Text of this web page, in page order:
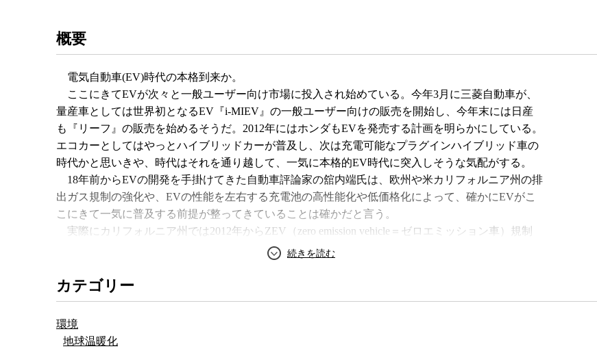
概要
電気自動車(EV)時代の本格到来か。
ここにきてEVが次々と一般ユーザー向け市場に投入され始めている。今年3月に三菱自動車が、
量産車としては世界初となるEV『i-MIEV』の一般ユーザー向けの販売を開始し、今年末には日産
も『リーフ』の販売を始めるそうだ。2012年にはホンダもEVを発売する計画を明らかにしている。
エコカーとしてはやっとハイブリッドカーが普及し、次は充電可能なプラグインハイブリッド車の
時代かと思いきや、時代はそれを通り越して、一気に本格的EV時代に突入しそうな気配がする。
18年前からEVの開発を手掛けてきた自動車評論家の舘内端氏は、欧州や米カリフォルニア州の排
出ガス規制の強化や、EVの性能を左右する充電池の高性能化や低価格化によって、確かにEVがこ
こにきて一気に普及する前提が整ってきていることは確かだと言う。
実際にカリフォルニア州では2012年からZEV（zero emission vehicle＝ゼロエミッション車）規制
によって一定台数の無公害車（EVまたは燃料電池車）を販売する義務が自動車メーカーに対して課
ーに対して罰金が課せられるようになるという。そうした中で、走行段階では全く温室効果ガスを
排出しないEVの存在価値が、これまでになく高まっていることは紛れもない事実だろう。
また、走行距離が短い、充電に時間がかかる、充電施設が少ないといったEVにまつわる様々な問
題点も、技術的にはほとんど実用可能なレベルまで解決されてきた。特に家庭用電源でも充電が可
カテゴリー
環境
地球温暖化